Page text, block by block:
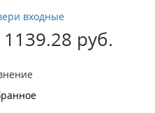
входные
руб.